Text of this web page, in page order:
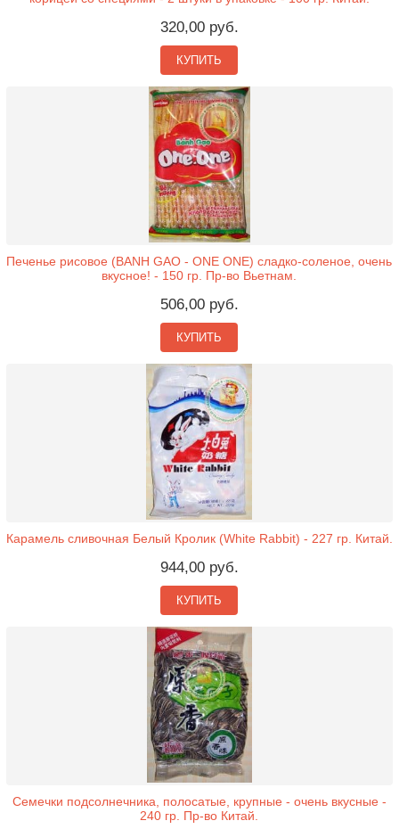
320,00 руб.
КУПИТЬ
Печенье рисовое (BANH GAO - ONE ONE) сладко-соленое, очень
вкусное! - 150 гр. Пр-во Вьетнам.
506,00 руб.
КУПИТЬ
Карамель сливочная Белый Кролик (White Rabbit) - 227 гр. Китай.
944,00 руб.
КУПИТЬ
Семечки подсолнечника, полосатые, крупные - очень вкусные -
240 гр. Пр-во Китай.